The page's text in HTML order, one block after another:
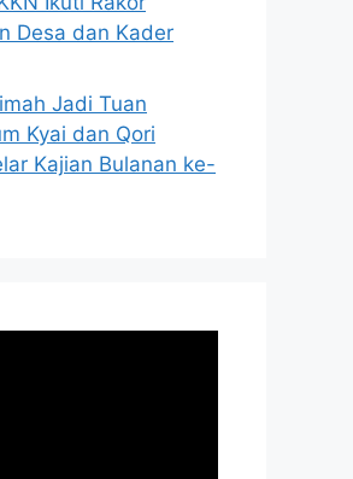
Desa dan Kader
Jadi Tuan
Kyai dan Qori
Kajian Bulanan ke-